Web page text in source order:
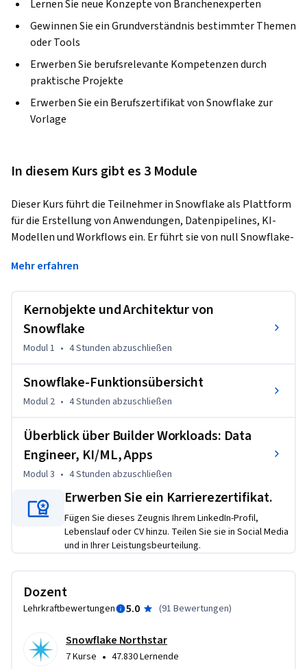
Lernen Sie neue Konzepte von Branchenexperten
Gewinnen Sie ein Grundverständnis bestimmter Themen
oder Tools
Erwerben Sie berufsrelevante Kompetenzen durch
praktische Projekte
Erwerben Sie ein Berufszertifikat von Snowflake zur
Vorlage
In diesem Kurs gibt es 3 Module
Dieser Kurs führt die Teilnehmer in Snowflake als Plattform
für die Erstellung von Anwendungen, Datenpipelines, KI-
Modellen und Workflows ein. Er führt sie von null Snowflake-
Funktionen, der Verwendung einer Snowflake Cortex LLM-
mehr. Der Kurs ist in drei Teile gegliedert: Zunächst lernen
die Teilnehmer, die Kernobjekte von Snowflake zu
verwenden, wie z. B. virtuelle Lagerhäuser, Bühnen und
Datenbanken. Dann lernen sie etwas fortgeschrittenere
benutzerdefinierte Funktionen und gespeicherte Prozeduren
kennen. Schließlich werden sie mit den Möglichkeiten von
Lernen und App-Entwicklung vertraut gemacht.
Die Teilnehmer erhalten das nötige Rüstzeug, um mit
Snowflake zu arbeiten und ihre Snowflake-Lernreise
fortzusetzen. Dieser Kurs ist eine Voraussetzung für
kommende Snowflake-Kurse zu Data Engineering, KI und
Apps.
Mehr erfahren
Kernobjekte und Architektur von
Snowflake
Modul 1 • 4 Stunden abzuschließen
Snowflake-Funktionsübersicht
Modul 2 • 4 Stunden abzuschließen
Überblick über Builder Workloads: Data
Engineer, KI/ML, Apps
Modul 3 • 4 Stunden abzuschließen
Erwerben Sie ein Karrierezertifikat.
Fügen Sie dieses Zeugnis Ihrem LinkedIn-Profil,
Lebenslauf oder CV hinzu. Teilen Sie sie in Social Media
und in Ihrer Leistungsbeurteilung.
Dozent
Lehrkraftbewertungen 5.0 (91 Bewertungen)
Snowflake Northstar
7 Kurse • 47.830 Lernende